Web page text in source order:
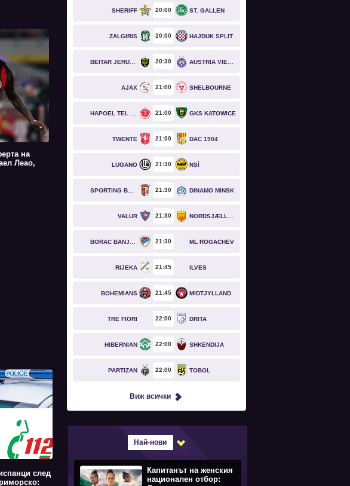
на
Леао,
след
SHERIFF 20 00 ST. GALLEN
ZALGIRIS 20 00 HAJDUK SPLIT
20 30
AJAX 21 00 SHELBOURNE
21 00 GKS KATOWICE
TWENTE 21 00 DAC 1904
LUGANO 21 30 NSÍ
21 30 DINAMO MINSK
VALUR 21 30
21 30 ML ROGACHEV
RIJEKA 21 45 ILVES
BOHEMIANS 21 45 MIDTJYLLAND
TRE FIORI 22 00 DRITA
HIBERNIAN 22 00 SHKENDIJA
PARTIZAN 22 00 TOBOL
Виж всички
Най-нови
Капитанът на женския
национален отбор: